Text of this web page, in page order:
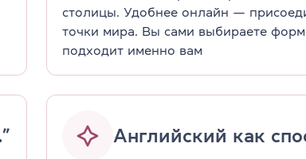
столицы. Удобнее онлайн —
точки мира. Вы сами выбираете
подходит именно вам
Английский как